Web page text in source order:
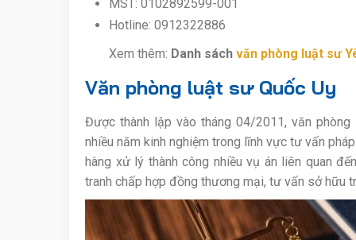
MST: 0102892599-001
Hotline: 0912322886
Xem thêm: Danh sách văn phòng luật sư
Văn phòng luật sư Quốc Uy
Được thành lập vào tháng 04/2011, văn
nhiều năm kinh nghiệm trong lĩnh vực tư vấn
hàng xử lý thành công nhiều vụ án liên quan
tranh chấp hợp đồng thương mại, tư vấn sở hữu